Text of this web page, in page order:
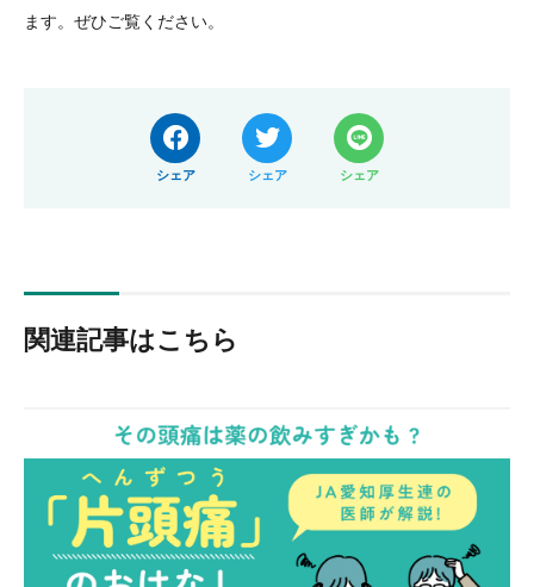
ます。ぜひご覧ください。
シェア シェア シェア
関連記事はこちら